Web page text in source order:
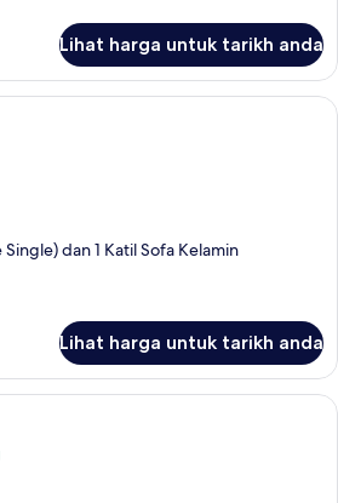
Lihat harga untuk tarikh anda
dan 1 Katil Sofa Kelamin
Lihat harga untuk tarikh anda